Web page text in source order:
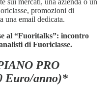
sui mercati, una azienda o un
promozioni di
una email dedicata.
al “Fuoritalks”: incontro
di Fuoriclasse.
PRO
Euro/anno)*